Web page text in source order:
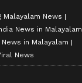
Malayalam News
News in Malayalam
in Malayalam
News